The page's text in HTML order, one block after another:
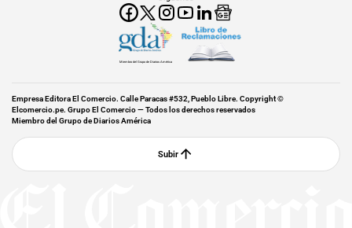
Miembro del Grupo de Diarios América
Empresa Editora El Comercio. Calle Paracas #532, Pueblo Libre. Copyright ©
Elcomercio.pe. Grupo El Comercio — Todos los derechos reservados
Miembro del Grupo de Diarios América
Subir